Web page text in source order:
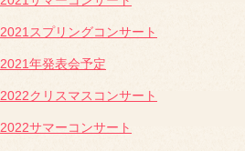
2021スプリングコンサート
2021年発表会予定
2022クリスマスコンサート
2022サマーコンサート